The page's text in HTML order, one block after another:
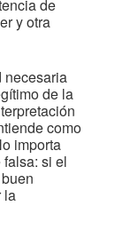
de
y otra
necesaria
de la
como
importa
si el
la